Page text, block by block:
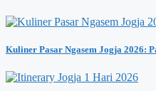
Kuliner Pasar Ngasem Jogja 2026: